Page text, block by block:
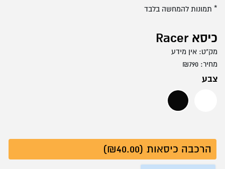
כיסא Racer
מחיר: ₪790
צבע
שחור
הרכבה כיסאות (₪40.00)
מק"ט: אין מידע
* תמונות להמחשה בלבד